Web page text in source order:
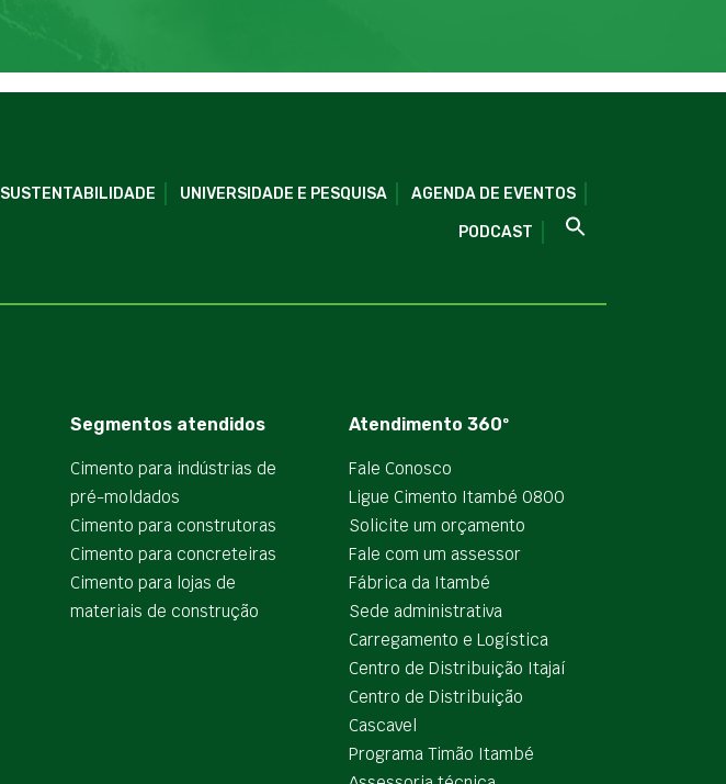
SUSTENTABILIDADE UNIVERSIDADE E PESQUISA AGENDA DE EVENTOS
PODCAST
Segmentos atendidos
Cimento para indústrias de
pré-moldados
Cimento para construtoras
Cimento para concreteiras
Cimento para lojas de
materiais de construção
Atendimento 360º
Fale Conosco
Ligue Cimento Itambé 0800
Solicite um orçamento
Fale com um assessor
Fábrica da Itambé
Sede administrativa
Carregamento e Logística
Centro de Distribuição Itajaí
Centro de Distribuição
Cascavel
Programa Timão Itambé